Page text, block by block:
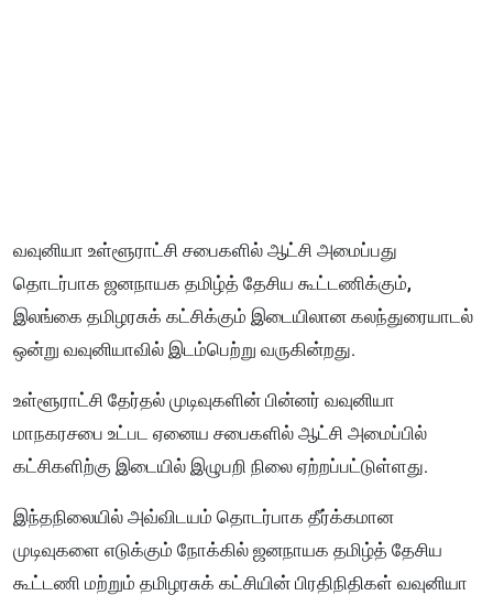
வவுனியா உள்ளூராட்சி சபைகளில் ஆட்சி அமைப்பது
தொடர்பாக ஜனநாயக தமிழ்த் தேசிய கூட்டணிக்கும்,
இலங்கை தமிழரசுக் கட்சிக்கும் இடையிலான கலந்துரையாடல்
ஒன்று வவுனியாவில் இடம்பெற்று வருகின்றது.
உள்ளூராட்சி தேர்தல் முடிவுகளின் பின்னர் வவுனியா
மாநகரசபை உட்பட ஏனைய சபைகளில் ஆட்சி அமைப்பில்
கட்சிகளிற்கு இடையில் இழுபறி நிலை ஏற்றப்பட்டுள்ளது.
இந்தநிலையில் அவ்விடயம் தொடர்பாக தீர்க்கமான
முடிவுகளை எடுக்கும் நோக்கில் ஜனநாயக தமிழ்த் தேசிய
கூட்டணி மற்றும் தமிழரசுக் கட்சியின் பிரதிநிதிகள் வவுனியா